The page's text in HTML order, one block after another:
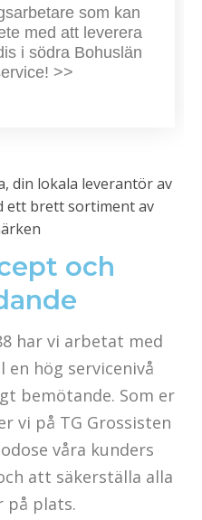
som kan
med att leverera
i södra Bohuslän
>>
och
har vi arbetat med
hög servicenivå
bemötande. Som er
vi på TG Grossisten
våra kunders
att säkerställa alla
på plats.